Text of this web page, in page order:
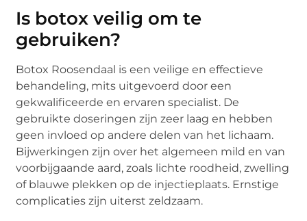
Is botox veilig om te
gebruiken?
Botox Roosendaal is een veilige en effectieve
behandeling, mits uitgevoerd door een
gekwalificeerde en ervaren specialist. De
gebruikte doseringen zijn zeer laag en hebben
geen invloed op andere delen van het lichaam.
Bijwerkingen zijn over het algemeen mild en van
voorbijgaande aard, zoals lichte roodheid, zwelling
of blauwe plekken op de injectieplaats. Ernstige
complicaties zijn uiterst zeldzaam.